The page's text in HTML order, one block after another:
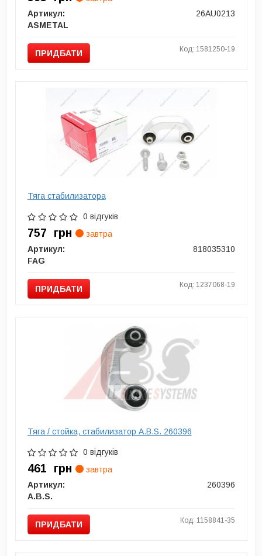
Артикул:
26AU0213
ASMETAL
ПРИДБАТИ Код: 1581250-19
Тяга стабилизатора
0 відгуків
757 грн
завтра
Артикул:
818035310
FAG
ПРИДБАТИ Код: 1237068-19
Тяга / стойка, стабилизатор A.B.S. 260396
0 відгуків
461 грн
завтра
Артикул:
260396
A.B.S.
ПРИДБАТИ Код: 1158841-35